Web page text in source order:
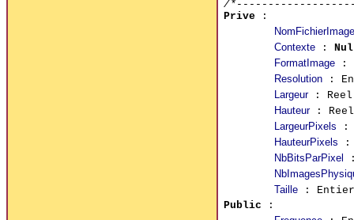
/
Prive:
NomFichierImage
Contexte:
FormatImage:
Resolution:
Largeur:
Hauteur:
LargeurPixels :
HauteurPixels :
NbBitsParPixel
Taille:
Public :